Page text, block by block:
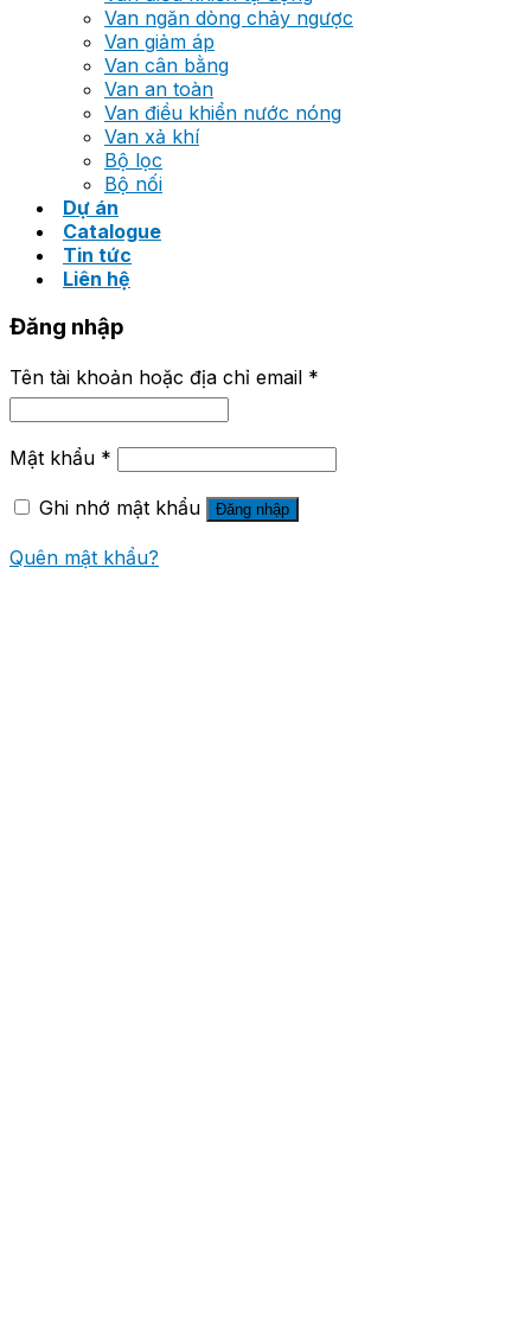
Van ngăn dòng chảy ngược
Van giảm áp
Van cân bằng
Van an toàn
Van điều khiển nước nóng
Van xả khí
Bộ lọc
Bộ nối
Dự án
Catalogue
Tin tức
Liên hệ
Đăng nhập
Tên tài khoản hoặc địa chỉ email *
Mật khẩu *
Ghi nhớ mật khẩu Đăng nhập
Quên mật khẩu?